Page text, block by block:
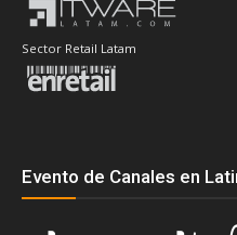
Sector Retail Latam
Evento de Canales en